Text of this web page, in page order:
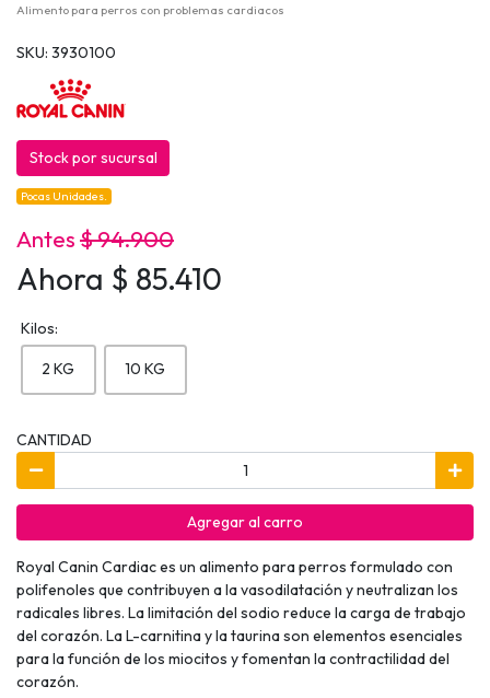
Alimento para perros con problemas cardiacos
SKU: 3930100
Stock por sucursal
Pocas Unidades.
Antes$ 94.900
Ahora $ 85.410
Kilos:
2 KG 10 KG
CANTIDAD
Agregar al carro
Royal Canin Cardiac es un alimento para perros formulado con
polifenoles que contribuyen a la vasodilatación y neutralizan los
radicales libres. La limitación del sodio reduce la carga de trabajo
del corazón. La L-carnitina y la taurina son elementos esenciales
para la función de los miocitos y fomentan la contractilidad del
corazón.